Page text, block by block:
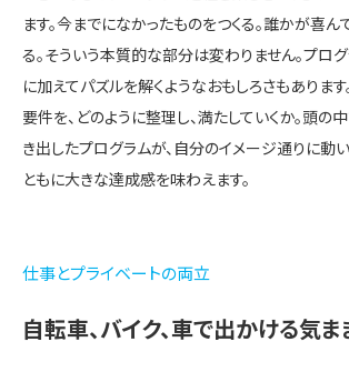
ます。今までになかったものをつくる。誰かが喜ん
る。そういう本質的な部分は変わりません。プロ
に加えてパズルを解くようなおもしろさもありま
要件を、どのように整理し、満たしていくか。頭の
き出したプログラムが、自分のイメージ通りに動
ともに大きな達成感を味わえます。
仕事とプライベートの両立
自転車、バイク、車で出かける気